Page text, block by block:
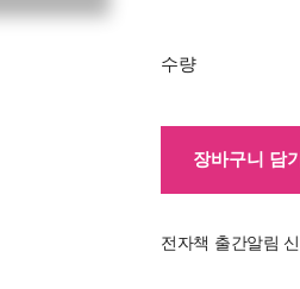
수량
장바구니 담
전자책 출간알림